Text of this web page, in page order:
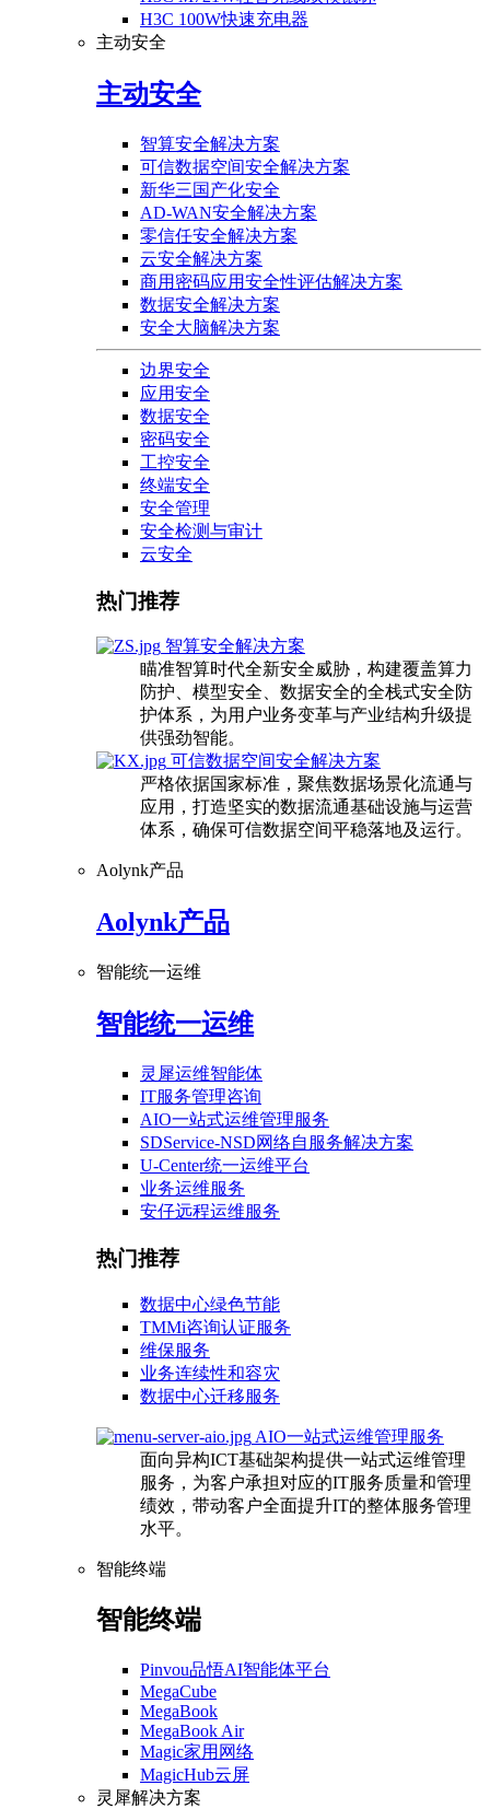
H3C 100W快速充电器
主动安全
主动安全
智算安全解决方案
可信数据空间安全解决方案
新华三国产化安全
AD-WAN安全解决方案
零信任安全解决方案
云安全解决方案
商用密码应用安全性评估解决方案
数据安全解决方案
安全大脑解决方案
边界安全
应用安全
数据安全
密码安全
工控安全
终端安全
安全管理
安全检测与审计
云安全
热门推荐
智算安全解决方案
瞄准智算时代全新安全威胁，构建覆盖算力
防护、模型安全、数据安全的全栈式安全防
护体系，为用户业务变革与产业结构升级提
供强劲智能。
可信数据空间安全解决方案
严格依据国家标准，聚焦数据场景化流通与
应用，打造坚实的数据流通基础设施与运营
体系，确保可信数据空间平稳落地及运行。
Aolynk产品
Aolynk产品
智能统一运维
智能统一运维
灵犀运维智能体
IT服务管理咨询
AIO一站式运维管理服务
SDService-NSD网络自服务解决方案
U-Center统一运维平台
业务运维服务
安仔远程运维服务
热门推荐
数据中心绿色节能
TMMi咨询认证服务
维保服务
业务连续性和容灾
数据中心迁移服务
AIO一站式运维管理服务
面向异构ICT基础架构提供一站式运维管理
服务，为客户承担对应的IT服务质量和管理
绩效，带动客户全面提升IT的整体服务管理
水平。
智能终端
智能终端
Pinvou品悟AI智能体平台
MegaCube
MegaBook
MegaBook Air
Magic家用网络
MagicHub云屏
灵犀解决方案